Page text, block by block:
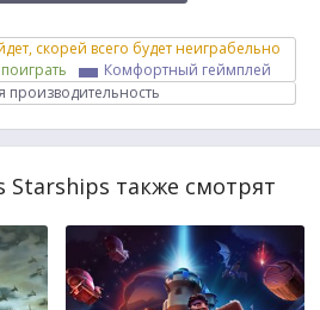
скорей всего будет неиграбельно
Комфортный геймплей
производительность
Starships также смотрят